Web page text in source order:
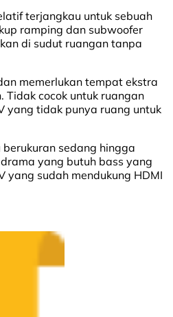
terjangkau untuk sebuah
ramping dan subwoofer
di sudut ruangan tanpa
memerlukan tempat ekstra
Tidak cocok untuk ruangan
yang tidak punya ruang untuk
berukuran sedang hingga
yang butuh bass yang
yang sudah mendukung HDMI